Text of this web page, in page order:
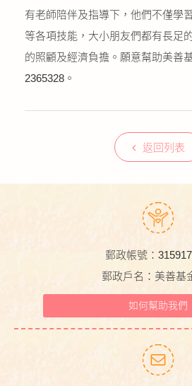
有老師陪伴及指導下，他們不僅學
等各項技能，大小朋友們都有長足
的照顧及經濟負擔。願意幫助美善
2365328。
返回列表
郵政帳號：
郵政戶名：美善基
如何幫助我們